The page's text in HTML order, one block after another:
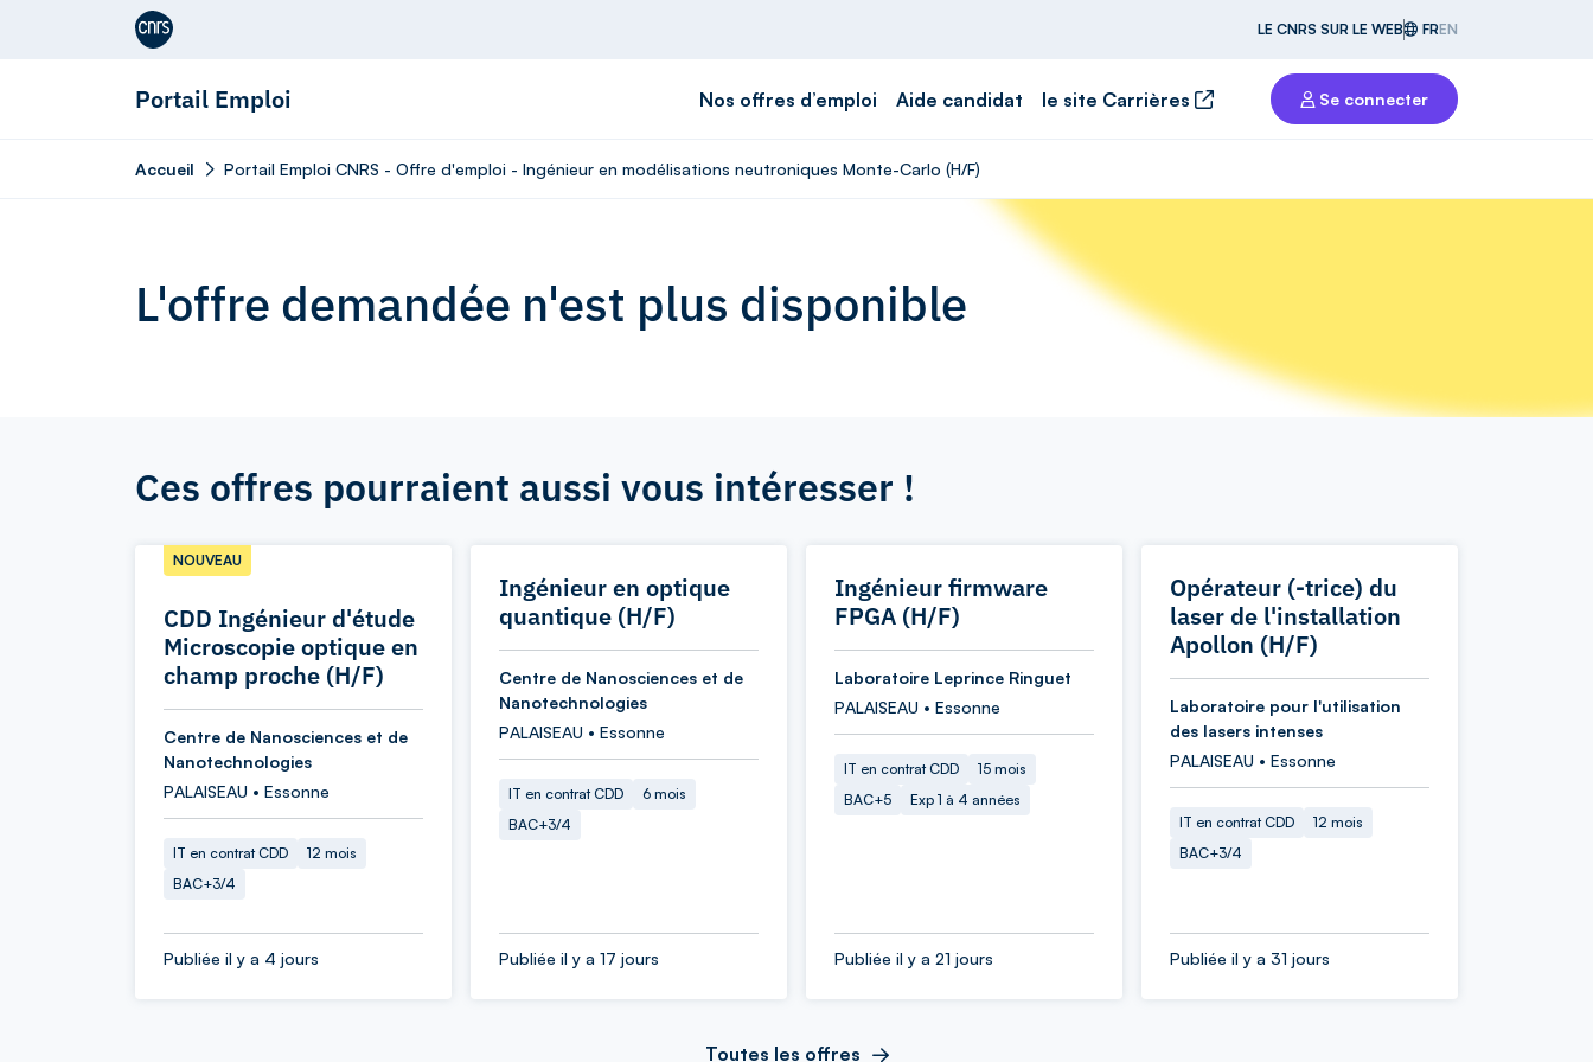
Aller au contenu
LE CNRS SUR LE WEB FREN
Portail Emploi Nos offres d’emploi Aide candidat le site Carrières Se connecter
Accueil Portail Emploi CNRS - Offre d'emploi - Ingénieur en modélisations neutroniques Monte-Carlo (H/F)
L'offre demandée n'est plus disponible
Ces offres pourraient aussi vous intéresser !
CDD Ingénieur d'étude
Microscopie optique en
champ proche (H/F)
NOUVEAU
Centre de Nanosciences et de
Nanotechnologies
PALAISEAU • Essonne
IT en contrat CDD
12 mois
BAC+3/4
Publiée il y a 4 jours
Ingénieur en optique
quantique (H/F)
Centre de Nanosciences et de
Nanotechnologies
PALAISEAU • Essonne
IT en contrat CDD
6 mois
BAC+3/4
Publiée il y a 17 jours
Ingénieur firmware
FPGA (H/F)
Laboratoire Leprince Ringuet
PALAISEAU • Essonne
IT en contrat CDD
15 mois
BAC+5
Exp 1 à 4 années
Publiée il y a 21 jours
Opérateur (-trice) du
laser de l'installation
Apollon (H/F)
Laboratoire pour l'utilisation
des lasers intenses
PALAISEAU • Essonne
IT en contrat CDD
12 mois
BAC+3/4
Publiée il y a 31 jours
Toutes les offres